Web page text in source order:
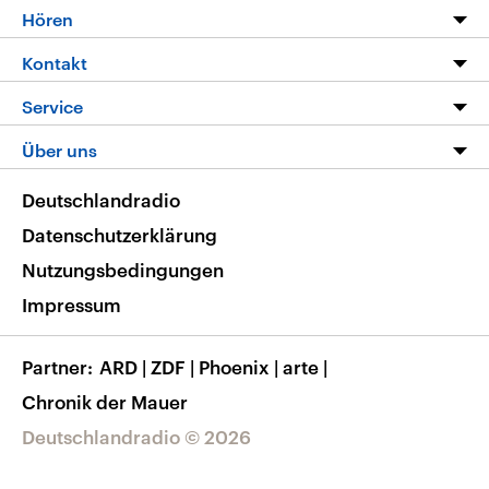
Programm
Die Nachrichten
Nachrichtenleicht
Neue Beiträge auf dlf.de
Hören
Livestream
Podcasts
Deutschlandfunk App
Nachrichten App
Frequenzen
Kontakt
Hörerservice
Service
FAQ
Veranstaltungen
Musikliste
RSS
Über uns
Barrierefreiheit
Deutschlandradio © 2026
Deutschlandradio
Datenschutzerklärung
Nutzungsbedingungen
Impressum
Partner ARD | ZDF | Phoenix | arte |
Chronik der Mauer